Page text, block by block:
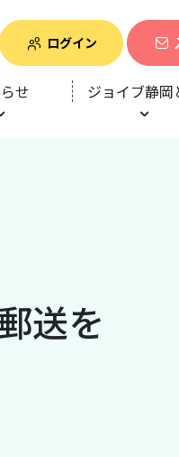
ログイン
せ ジョイブ静岡
送を